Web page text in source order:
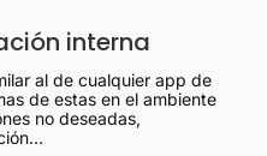
interna
al de cualquier app de
de estas en el ambiente
no deseadas,